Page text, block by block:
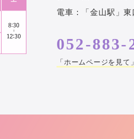
電車：「金山駅」
052-883-
「ホームページを見